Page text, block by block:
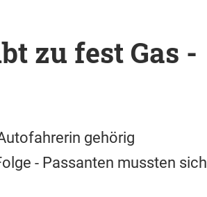
zu fest Gas -
gehörig
- Passanten mussten sich